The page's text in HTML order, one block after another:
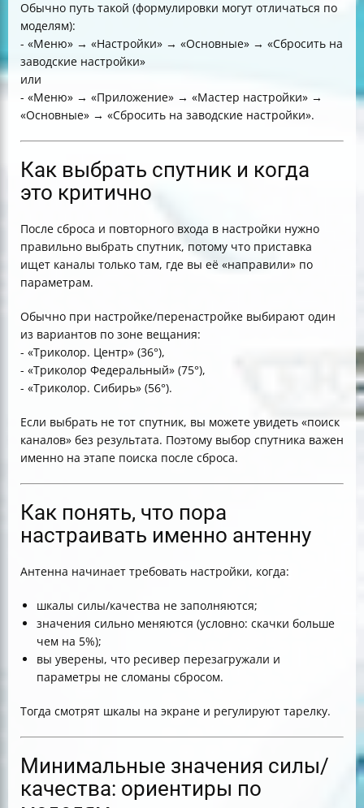
Обычно путь такой (формулировки могут отличаться по
моделям):
- «Меню» → «Настройки» → «Основные» → «Сбросить на
заводские настройки»
или
- «Меню» → «Приложение» → «Мастер настройки» →
«Основные» → «Сбросить на заводские настройки».
Как выбрать спутник и когда
это критично
После сброса и повторного входа в настройки нужно
правильно выбрать спутник, потому что приставка
ищет каналы только там, где вы её «направили» по
параметрам.
Обычно при настройке/перенастройке выбирают один
из вариантов по зоне вещания:
- «Триколор. Центр» (36°),
- «Триколор Федеральный» (75°),
- «Триколор. Сибирь» (56°).
Если выбрать не тот спутник, вы можете увидеть «поиск
каналов» без результата. Поэтому выбор спутника важен
именно на этапе поиска после сброса.
Как понять, что пора
настраивать именно антенну
Антенна начинает требовать настройки, когда:
шкалы силы/качества не заполняются;
значения сильно меняются (условно: скачки больше
чем на 5%);
вы уверены, что ресивер перезагружали и
параметры не сломаны сбросом.
Тогда смотрят шкалы на экране и регулируют тарелку.
Минимальные значения силы/
качества: ориентиры по